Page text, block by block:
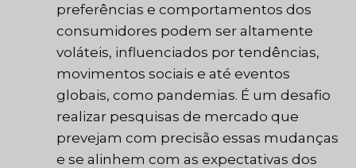
preferências e comportamentos dos
consumidores podem ser altamente
voláteis, influenciados por tendências,
movimentos sociais e até eventos
globais, como pandemias. É um desafio
realizar pesquisas de mercado que
prevejam com precisão essas mudanças
e se alinhem com as expectativas dos